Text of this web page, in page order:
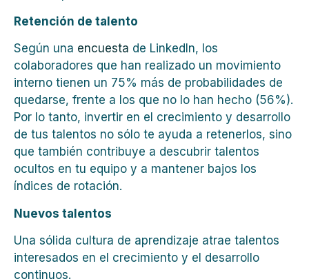
Retención de talento
Según una encuesta de LinkedIn, los
colaboradores que han realizado un movimiento
interno tienen un 75% más de probabilidades de
quedarse, frente a los que no lo han hecho (56%).
Por lo tanto, invertir en el crecimiento y desarrollo
de tus talentos no sólo te ayuda a retenerlos, sino
que también contribuye a descubrir talentos
ocultos en tu equipo y a mantener bajos los
índices de rotación.
Nuevos talentos
Una sólida cultura de aprendizaje atrae talentos
interesados en el crecimiento y el desarrollo
continuos.